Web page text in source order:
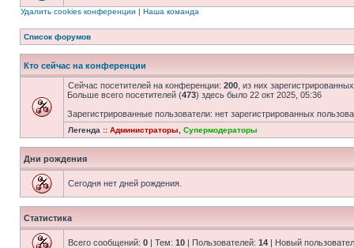
Удалить cookies конференции | Наша команда
Список форумов
Кто сейчас на конференции
Сейчас посетителей на конференции: 200 , из них
Больше всего посетителей (473) здесь было 22 окт 2025, 05:36
Зарегистрированные пользователи: нет зарегистрированных
Легенда :: Администраторы Супермодераторы
Дни рождения
Сегодня нет дней рождения.
Статистика
Всего сообщений: 0 | Тем: 10 | Пользователей: 14 | Новый